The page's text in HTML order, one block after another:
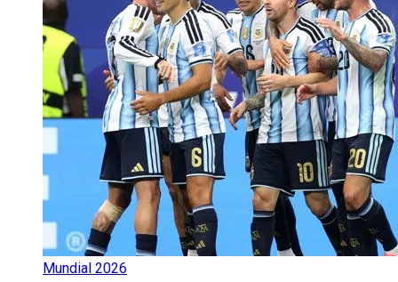
Mundial 2026